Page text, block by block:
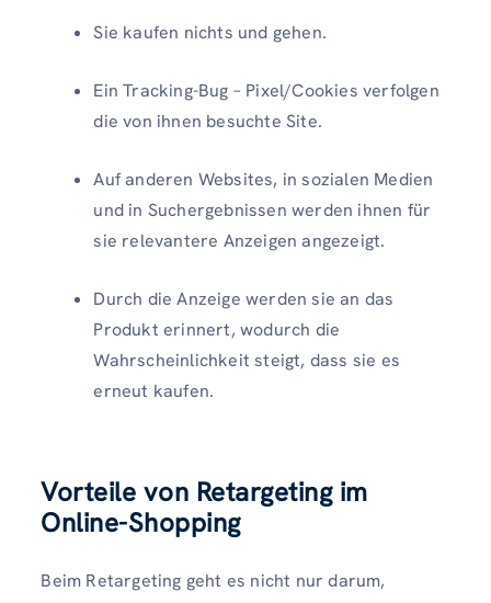
Sie kaufen nichts und gehen.
Ein Tracking-Bug – Pixel/Cookies verfolgen
die von ihnen besuchte Site.
Auf anderen Websites, in sozialen Medien
und in Suchergebnissen werden ihnen für
sie relevantere Anzeigen angezeigt.
Durch die Anzeige werden sie an das
Produkt erinnert, wodurch die
Wahrscheinlichkeit steigt, dass sie es
erneut kaufen.
Vorteile von Retargeting im
Online-Shopping
Beim Retargeting geht es nicht nur darum,